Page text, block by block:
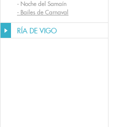
- Noche del Samaín
- Bailes de Carnaval
RÍA DE VIGO